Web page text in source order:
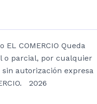
COMERCIO Queda
o parcial, por cualquier
autorización expresa
2026